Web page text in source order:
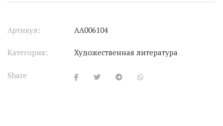
Артикул: АА006104
Категория: Художественная литература
Share